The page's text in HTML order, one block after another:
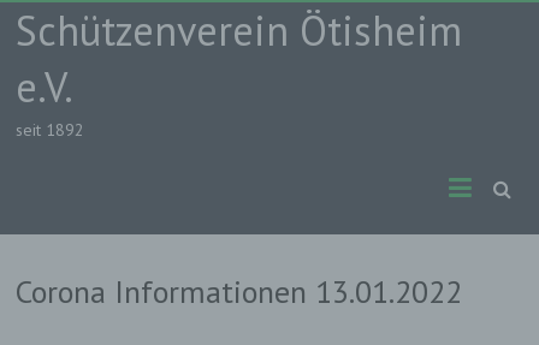
SkipSchützenverein Ötisheim
e.V.
seit 1892
Corona Informationen 13.01.2022